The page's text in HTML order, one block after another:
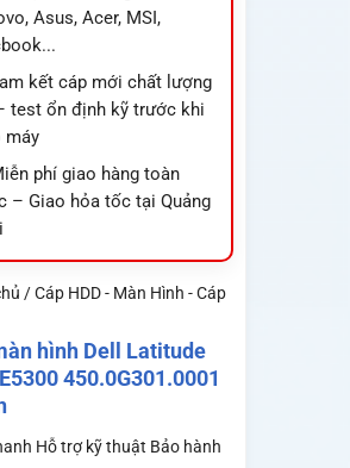
Asus, Acer, MSI,
kết cáp mới chất lượng
test ổn định kỹ trước khi
máy
phí giao hàng toàn
– Giao hỏa tốc tại Quảng
/ Cáp HDD - Màn Hình - Cáp
hình Dell Latitude
450.0G301.0001
Hỗ trợ kỹ thuật Bảo hành